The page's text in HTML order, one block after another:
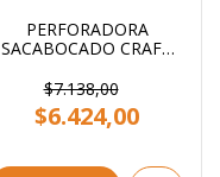
PERFORADORA
SACABOCADO CRAFT
$7.138,00
$6.424,00